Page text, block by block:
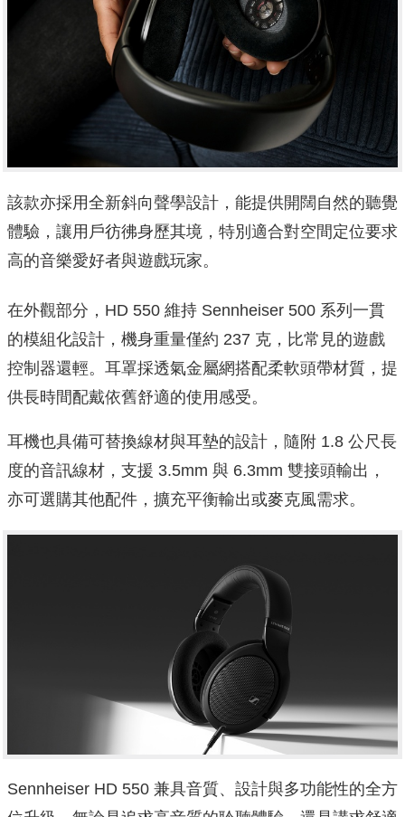
該款亦採用全新斜向聲學設計，能提供開闊自然的聽覺
體驗，讓用戶彷彿身歷其境，特別適合對空間定位要求
高的音樂愛好者與遊戲玩家。
在外觀部分，HD 550 維持 Sennheiser 500 系列一貫
的模組化設計，機身重量僅約 237 克，比常見的遊戲
控制器還輕。耳罩採透氣金屬網搭配柔軟頭帶材質，提
供長時間配戴依舊舒適的使用感受。
耳機也具備可替換線材與耳墊的設計，隨附 1.8 公尺長
度的音訊線材，支援 3.5mm 與 6.3mm 雙接頭輸出，
亦可選購其他配件，擴充平衡輸出或麥克風需求。
Sennheiser HD 550 兼具音質、設計與多功能性的全方